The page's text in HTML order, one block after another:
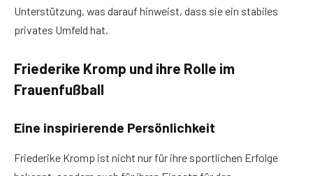
Unterstützung, was darauf hinweist, dass sie ein stabiles
privates Umfeld hat.
Friederike Kromp und ihre Rolle im
Frauenfußball
Eine inspirierende Persönlichkeit
Friederike Kromp ist nicht nur für ihre sportlichen Erfolge